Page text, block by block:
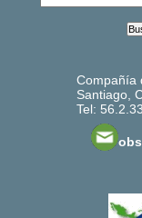
Compañía
Santiago,
Tel: